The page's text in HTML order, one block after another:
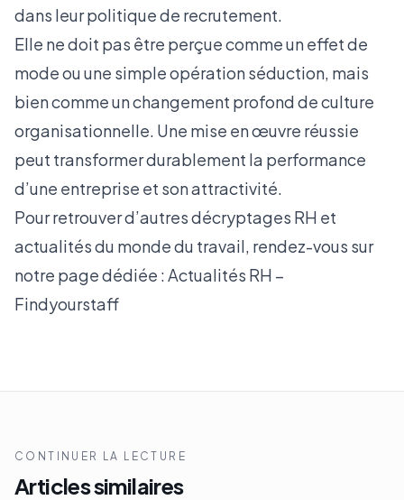
dans leur politique de recrutement.
Elle ne doit pas être perçue comme un effet de
mode ou une simple opération séduction, mais
bien comme un changement profond de culture
organisationnelle. Une mise en œuvre réussie
peut transformer durablement la performance
d’une entreprise et son attractivité.
Pour retrouver d’autres décryptages RH et
actualités du monde du travail, rendez-vous sur
notre page dédiée :Actualités RH –
Findyourstaff
CONTINUER LA LECTURE
Articles similaires